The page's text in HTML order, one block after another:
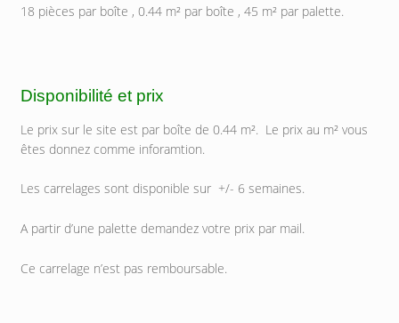
18 pièces par boîte , 0.44 m² par boîte , 45 m² par palette.
Disponibilité et prix
Le prix sur le site est par boîte de 0.44 m². Le prix au m² vous
êtes donnez comme inforamtion.
Les carrelages sont disponible sur +/- 6 semaines.
A partir d’une palette demandez votre prix par mail.
Ce carrelage n’est pas remboursable.